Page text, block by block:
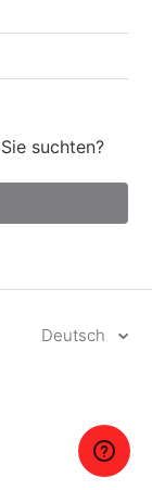
suchten?
Deutsch